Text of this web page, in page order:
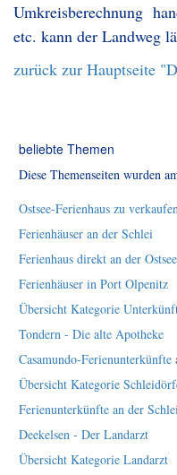
Umkreisberechnung
etc. kann der Landweg
zurück zur Hauptseite
beliebte Themen
Diese Themenseiten wurden
Ostsee-Ferienhaus zu
Ferienhäuser an der Schlei
Ferienhaus direkt an der Ostsee
Ferienhäuser in Port Olpenitz
Übersicht Kategorie
Tondern - Die alte Apotheke
Casamundo-Ferienunterkünfte
Übersicht Kategorie
Ferienunterkünfte an der
Deekelsen - Der Landarzt
Übersicht Kategorie Landarzt